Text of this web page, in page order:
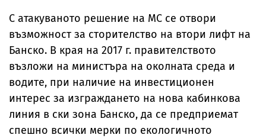
С атакуваното решение на МС се отвори
възможност за сторителство на втори лифт на
Банско. В края на 2017 г. правителството
възложи на министъра на околната среда и
водите, при наличие на инвестиционен
интерес за изграждането на нова кабинкова
линия в ски зона Банско, да се предприемат
спешно всички мерки по екологичното